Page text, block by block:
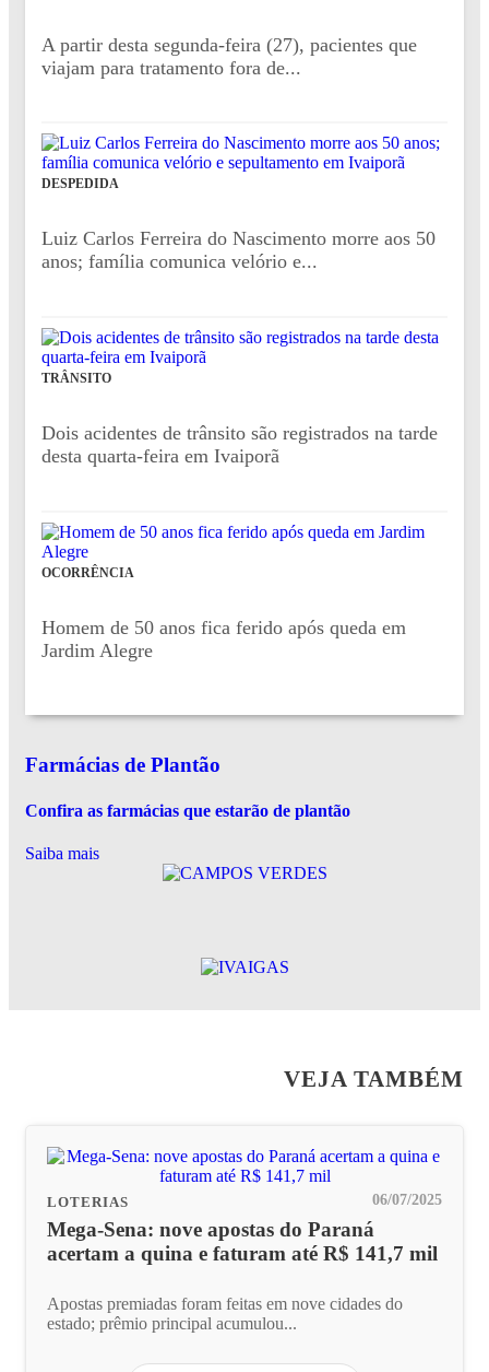
A partir desta segunda-feira (27), pacientes que
viajam para tratamento fora de...
DESPEDIDA
Luiz Carlos Ferreira do Nascimento morre aos 50
anos; família comunica velório e...
TRÂNSITO
Dois acidentes de trânsito são registrados na tarde
desta quarta-feira em Ivaiporã
OCORRÊNCIA
Homem de 50 anos fica ferido após queda em
Jardim Alegre
Farmácias de Plantão
Confira as farmácias que estarão de plantão
Saiba mais
VEJA TAMBÉM
LOTERIAS 06/07/2025
Mega-Sena: nove apostas do Paraná
acertam a quina e faturam até R$ 141,7 mil
Apostas premiadas foram feitas em nove cidades do
estado; prêmio principal acumulou...